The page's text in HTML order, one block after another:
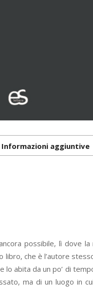
Informazioni aggiuntive
possibile, lì dove
libro, che è l’autore
lo abita da un po’ di
ma di un luogo in